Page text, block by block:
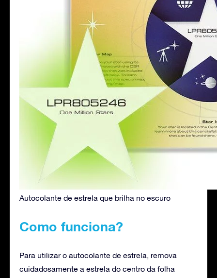
Autocolante de estrela que brilha no escuro
Como funciona?
Para utilizar o autocolante de estrela, remova
cuidadosamente a estrela do centro da folha